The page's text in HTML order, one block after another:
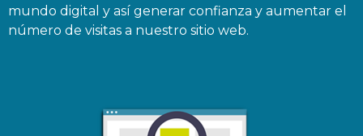
mundo digital y así generar confianza y aumentar el
número de visitas a nuestro sitio web.